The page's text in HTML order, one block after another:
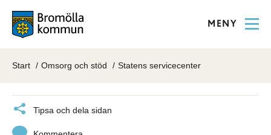
MENY
Start Omsorg och stöd Statens servicecenter
Tipsa och dela sidan